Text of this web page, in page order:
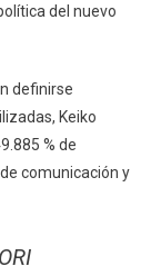
del nuevo
definirse
Keiko
% de
comunicación y